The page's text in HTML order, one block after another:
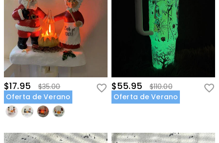
$17.95
$35.00
Oferta de Verano
$55.95
$110.00
Oferta de Verano